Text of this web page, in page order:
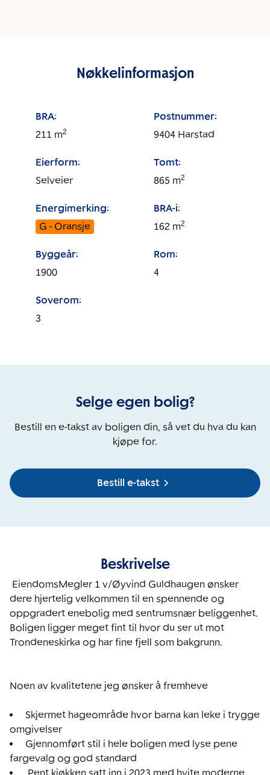
Nøkkelinformasjon
BRA:
211 m2
Postnummer:
9404 Harstad
Eierform:
Selveier
Tomt:
865 m2
Energimerking:
G - Oransje
BRA-i:
162 m2
Byggeår:
1900
Rom:
4
Soverom:
3
Selge egen bolig?
Bestill en e-takst av boligen din, så vet du hva du kan
kjøpe for.
Bestill e-takst
Beskrivelse
dere hjertelig velkommen til en spennende og
oppgradert enebolig med sentrumsnær beliggenhet.
Boligen ligger meget fint til hvor du ser ut mot
Trondeneskirka og har fine fjell som bakgrunn.
Noen av kvalitetene jeg ønsker å fremheve
Skjermet hageområde hvor barna kan leke i trygge
Gjennomført stil i hele boligen med lyse pene